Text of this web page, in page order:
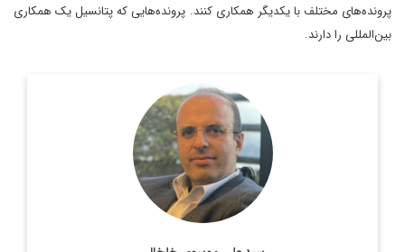
پرونده‌های مختلف با یکدیگر همکاری کنند. پرونده‌هایی که پتانسیل یک همکاری
بین‌المللی را دارند.
روزنامه نگار، نویسنده، مترجم و سردبیر دیپلماسی ایرانی.
اطلاعات بیشتر